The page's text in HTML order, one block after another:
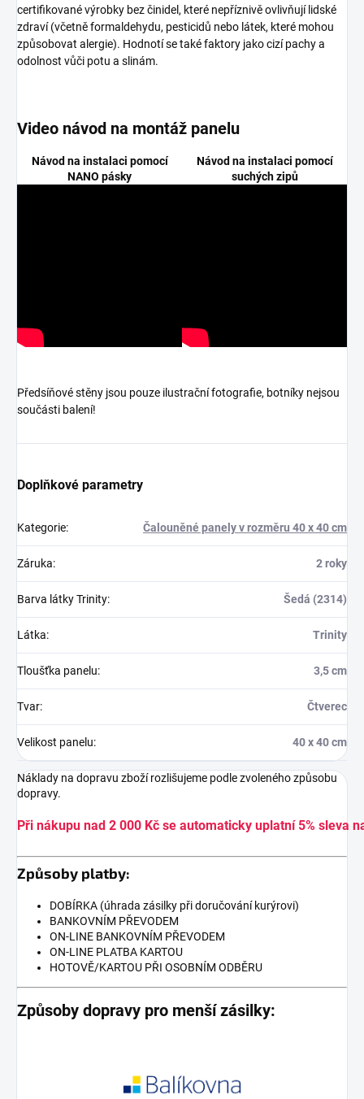
certifikované výrobky bez činidel, které nepříznivě ovlivňují lidské
zdraví (včetně formaldehydu, pesticidů nebo látek, které mohou
způsobovat alergie). Hodnotí se také faktory jako cizí pachy a
odolnost vůči potu a slinám.
Video návod na montáž panelu
Návod na instalaci pomocí
NANO pásky
Návod na instalaci pomocí
suchých zipů
Předsíňové stěny jsou pouze ilustrační fotografie, botníky nejsou
součásti balení!
Doplňkové parametry
Kategorie: Čalouněné panely v rozměru 40 x 40 cm
Záruka: 2 roky
Barva látky Trinity: Šedá (2314)
Látka: Trinity
Tloušťka panelu: 3,5 cm
Tvar: Čtverec
Velikost panelu: 40 x 40 cm
Náklady na dopravu zboží rozlišujeme podle zvoleného způsobu
dopravy.
Při nákupu nad 2 000 Kč se automaticky uplatní 5% sleva
Způsoby platby:
DOBÍRKA (úhrada zásilky při doručování kurýrovi)
BANKOVNÍM PŘEVODEM
ON-LINE BANKOVNÍM PŘEVODEM
ON-LINE PLATBA KARTOU
HOTOVĚ/KARTOU PŘI OSOBNÍM ODBĚRU
Způsoby dopravy pro menší zásilky: